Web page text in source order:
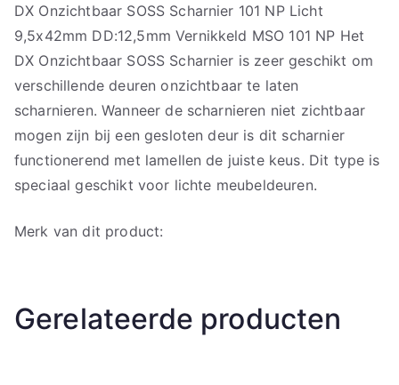
DX Onzichtbaar SOSS Scharnier 101 NP Licht
9,5x42mm DD:12,5mm Vernikkeld MSO 101 NP Het
DX Onzichtbaar SOSS Scharnier is zeer geschikt om
verschillende deuren onzichtbaar te laten
scharnieren. Wanneer de scharnieren niet zichtbaar
mogen zijn bij een gesloten deur is dit scharnier
functionerend met lamellen de juiste keus. Dit type is
speciaal geschikt voor lichte meubeldeuren.
Merk van dit product:
Gerelateerde producten